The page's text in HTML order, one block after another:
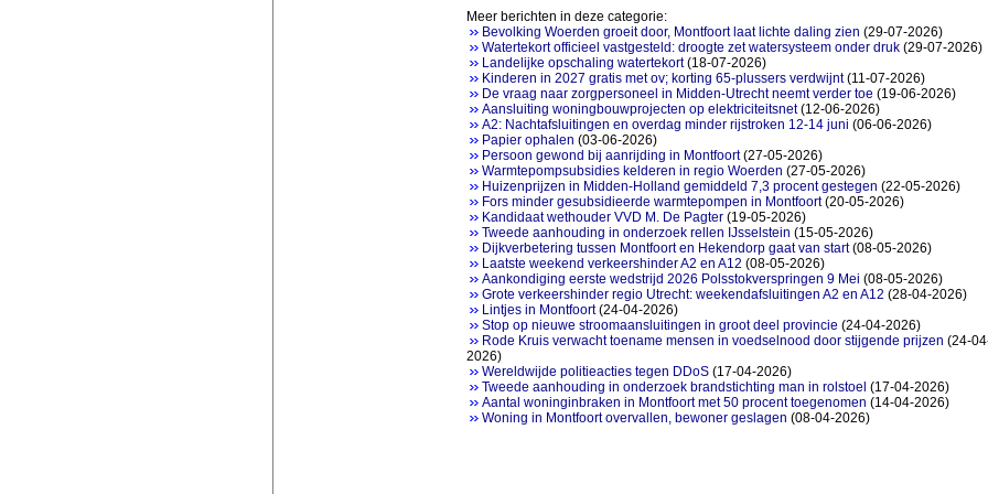
Meer berichten in deze categorie:
Bevolking Woerden groeit door, Montfoort laat lichte daling zien (29-07-2026)
Watertekort officieel vastgesteld: droogte zet watersysteem onder druk(29-07-2026)
Landelijke opschaling watertekort(18-07-2026)
Kinderen in 2027 gratis met ov; korting 65-plussers verdwijnt(11-07-2026)
De vraag naar zorgpersoneel in Midden-Utrecht neemt verder toe (19-06-2026)
Aansluiting woningbouwprojecten op elektriciteitsnet(12-06-2026)
A2: Nachtafsluitingen en overdag minder rijstroken 12-14 juni (06-06-2026)
Papier ophalen (03-06-2026)
Persoon gewond bij aanrijding in Montfoort(27-05-2026)
Warmtepompsubsidies kelderen in regio Woerden (27-05-2026)
Huizenprijzen in Midden-Holland gemiddeld 7,3 procent gestegen (22-05-2026)
Fors minder gesubsidieerde warmtepompen in Montfoort(20-05-2026)
Kandidaat wethouder VVD M. De Pagter(19-05-2026)
Tweede aanhouding in onderzoek rellen IJsselstein (15-05-2026)
Dijkverbetering tussen Montfoort en Hekendorp gaat van start(08-05-2026)
Laatste weekend verkeershinder A2 en A12 (08-05-2026)
Aankondiging eerste wedstrijd 2026 Polsstokverspringen 9 Mei (08-05-2026)
Grote verkeershinder regio Utrecht: weekendafsluitingen A2 en A12 (28-04-2026)
Lintjes in Montfoort(24-04-2026)
Stop op nieuwe stroomaansluitingen in groot deel provincie (24-04-2026)
Rode Kruis verwacht toename mensen in voedselnood door stijgende prijzen (24-
2026)
Wereldwijde politieacties tegen DDoS(17-04-2026)
Tweede aanhouding in onderzoek brandstichting man in rolstoel (17-04-2026)
Aantal woninginbraken in Montfoort met 50 procent toegenomen (14-04-2026)
Woning in Montfoort overvallen, bewoner geslagen (08-04-2026)